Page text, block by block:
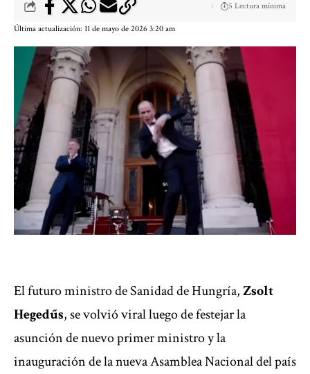
Última actualización: 11 de mayo de 2026 3:20 am
5 Lectura mínima
El futuro ministro de Sanidad de Hungría,Zsolt
Hegedűs, se volvió viral luego de festejar la
asunción de nuevo primer ministroy la
inauguración de la nueva Asamblea Nacional del país